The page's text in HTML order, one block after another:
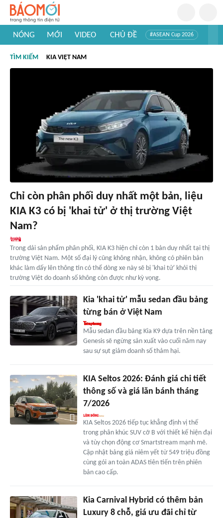
NÓNG MỚI VIDEO CHỦ ĐỀ #ASEAN Cup 2026
#Khám phá thế giới
TÌM KIẾM KIA VIỆT NAM
Chỉ còn phân phối duy nhất một bản, liệu
KIA K3 có bị 'khai tử' ở thị trường Việt
Nam?
Trong dải sản phẩm phân phối, KIA K3 hiện chỉ còn 1 bản duy nhất tại thị
trường Việt Nam. Một số đại lý cũng không nhận, không có phiên bản
khác làm dấy lên thông tin có thể dòng xe này sẽ bị 'khai tử' khỏi thị
trường Việt do doanh số không còn được như kỳ vọng.
Kia 'khai tử' mẫu sedan đầu bảng
từng bán ở Việt Nam
Mẫu sedan đầu bảng Kia K9 dựa trên nền tảng
Genesis sẽ ngừng sản xuất vào cuối năm nay
sau sự sụt giảm doanh số thảm hại.
KIA Seltos 2026: Đánh giá chi tiết
thông số và giá lăn bánh tháng
7/2026
KIA Seltos 2026 tiếp tục khẳng định vị thế
trong phân khúc SUV cỡ B với thiết kế hiện đại
và tùy chọn động cơ Smartstream mạnh mẽ.
Cập nhật bảng giá niêm yết từ 549 triệu đồng
cùng gói an toàn ADAS tiên tiến trên phiên
bản cao cấp.
Kia Carnival Hybrid có thêm bản
Luxury 8 chỗ, giá ưu đãi chỉ từ